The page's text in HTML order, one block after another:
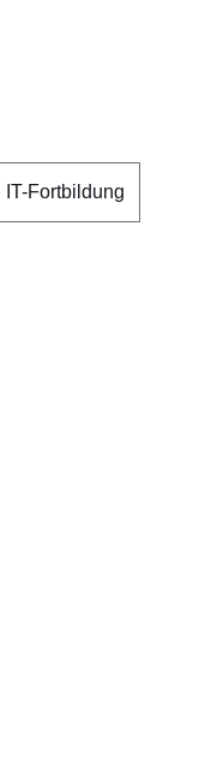
IT-Fortbildung